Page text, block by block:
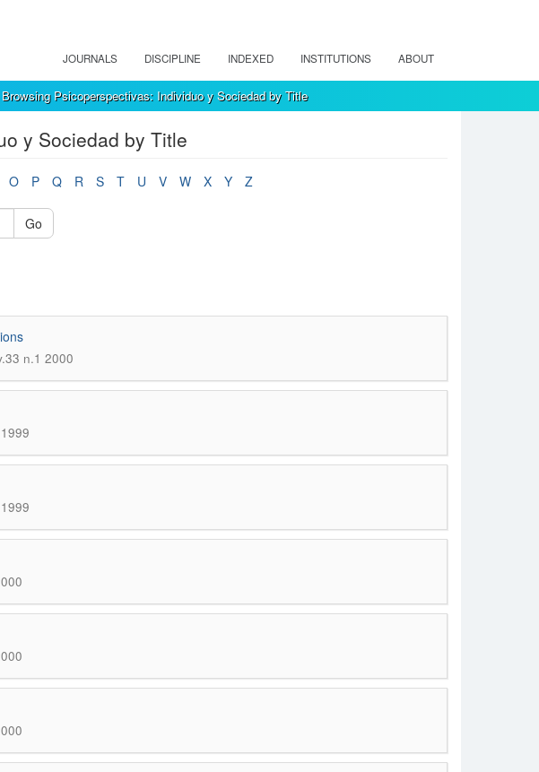
JOURNALS DISCIPLINE INDEXED INSTITUTIONS ABOUT
Browsing Psicoperspectivas: Individuo y Sociedad by Title
y Sociedad by Title
O P Q R S T U V W X Y Z
Go
n.1 2000